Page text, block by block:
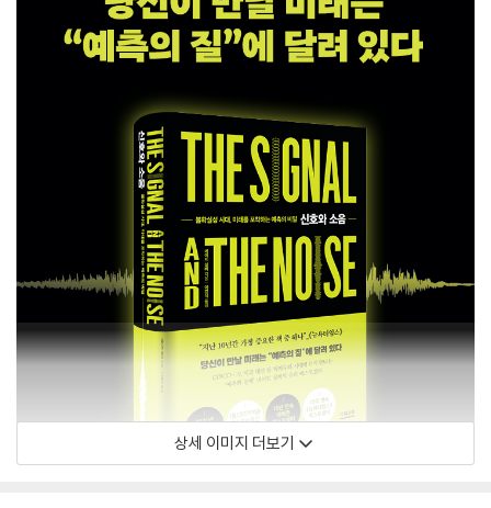
상세 이미지 더보기